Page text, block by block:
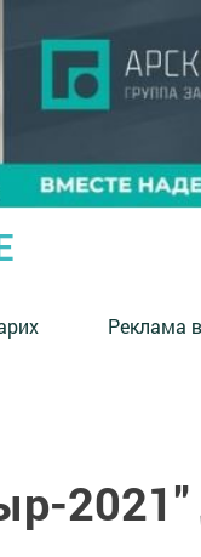
Реклама
2021"